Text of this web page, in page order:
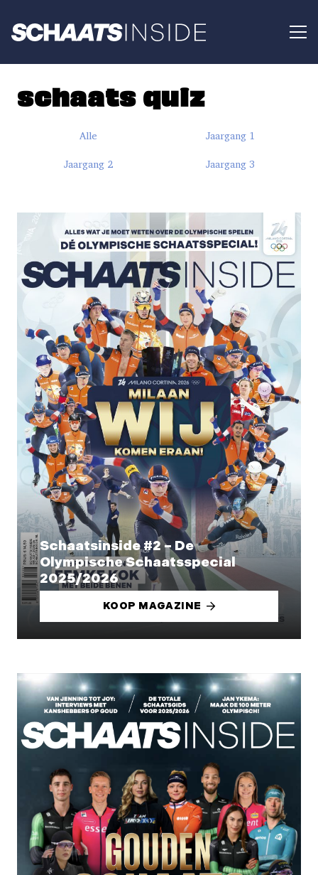
schaats quiz
Alle Jaargang 1
Jaargang 2 Jaargang 3
Schaatsinside #2 – De
Olympische Schaatsspecial
2025/2026
KOOP MAGAZINE